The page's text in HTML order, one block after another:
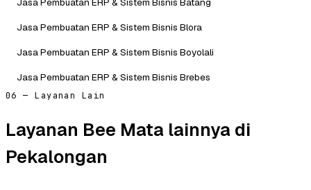
Jasa Pembuatan ERP & Sistem Bisnis Blora
Jasa Pembuatan ERP & Sistem Bisnis Boyolali
Jasa Pembuatan ERP & Sistem Bisnis Brebes
06 — Layanan Lain
Layanan Bee Mata lainnya di
Pekalongan